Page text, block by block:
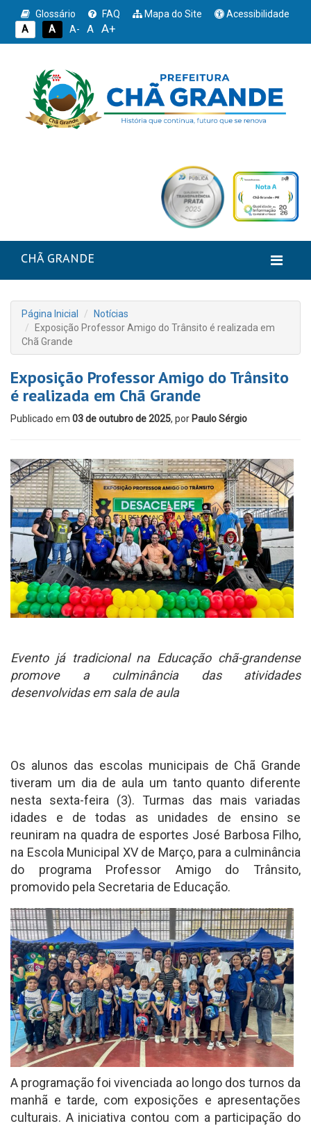
Glossário FAQ Mapa do Site
Acessibilidade
A
A A- A A+
CHÃ GRANDE
Página Inicial
Notícias
Exposição Professor Amigo do Trânsito é realizada em
Chã Grande
Exposição Professor Amigo do Trânsito
é realizada em Chã Grande
Publicado em 03 de outubro de 2025, por Paulo Sérgio
Evento já tradicional na Educação chã-grandense
promove a culminância das atividades
desenvolvidas em sala de aula
Os alunos das escolas municipais de Chã Grande
tiveram um dia de aula um tanto quanto diferente
nesta sexta-feira (3). Turmas das mais variadas
idades e de todas as unidades de ensino se
reuniram na quadra de esportes José Barbosa Filho,
na Escola Municipal XV de Março, para a culminância
do programa Professor Amigo do Trânsito,
promovido pela Secretaria de Educação.
A programação foi vivenciada ao longo dos turnos da
manhã e tarde, com exposições e apresentações
culturais. A iniciativa contou com a participação do